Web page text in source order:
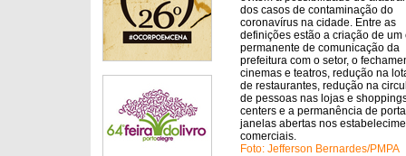
dos casos de contaminação do
coronavírus na cidade. Entre as
definições estão a criação de um
permanente de comunicação da
prefeitura com o setor, o
cinemas e teatros, redução na
de restaurantes, redução na
de pessoas nas lojas e
centers e a permanência de
janelas abertas nos
comerciais.
Foto: Jefferson Bernardes/PMPA